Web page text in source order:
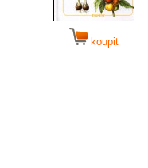
koupit